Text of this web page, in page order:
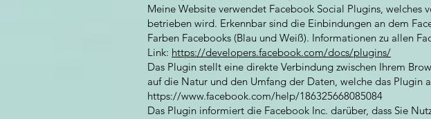
Meine Website verwendet Facebook Social Plugins, welches
betrieben wird. Erkennbar sind die Einbindungen an dem
Farben Facebooks (Blau und Weiß). Informationen zu allen
Link: https://developers.facebook.com/docs/plugins/
Das Plugin stellt eine direkte Verbindung zwischen Ihrem
auf die Natur und den Umfang der Daten, welche das
https://www.facebook.com/help/186325668085084
Das Plugin informiert die Facebook Inc. darüber, dass Sie